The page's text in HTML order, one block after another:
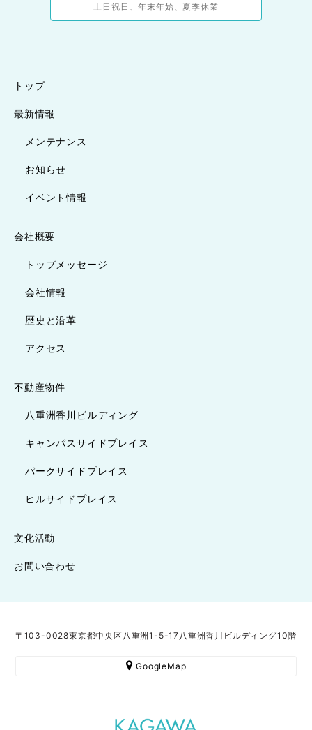
トップ
最新情報
メンテナンス
お知らせ
イベント情報
会社概要
トップメッセージ
会社情報
歴史と沿革
アクセス
不動産物件
八重洲香川ビルディング
キャンパスサイドプレイス
パークサイドプレイス
ヒルサイドプレイス
文化活動
お問い合わせ
土日祝日、年末年始、夏季休業
〒103-0028東京都中央区八重洲1-5-17八重洲香川ビルディング10階
GoogleMap